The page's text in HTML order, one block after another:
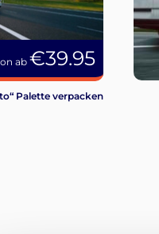
ab€39.95
Palette verpacken